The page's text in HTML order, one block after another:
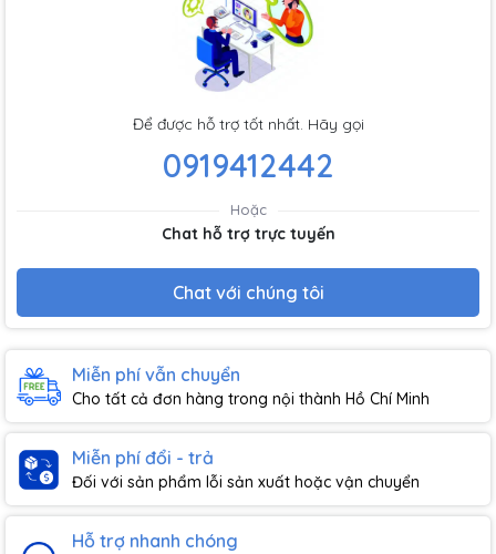
Để được hỗ trợ tốt nhất. Hãy gọi
0919412442
Hoặc
Chat hỗ trợ trực tuyến
Chat với chúng tôi
Miễn phí vẫn chuyển
Cho tất cả đơn hàng trong nội thành Hồ Chí Minh
Miễn phí đổi - trả
Đối với sản phẩm lỗi sản xuất hoặc vận chuyển
Hỗ trợ nhanh chóng